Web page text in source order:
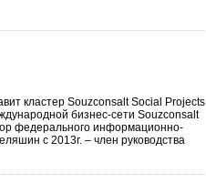
кластер Souzconsalt Social Projects
бизнес-сети Souzconsalt
федерального информационно-
с 2013г. – член руководства